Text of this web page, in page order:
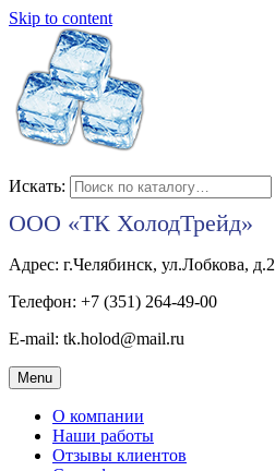
Skip to content
Искать:
ООО «ТК ХолодТрейд»
Адрес: г.Челябинск, ул.Лобкова, д.2
Телефон: +7 (351) 264-49-00
E-mail: tk.holod@mail.ru
Menu
О компании
Наши работы
Отзывы клиентов